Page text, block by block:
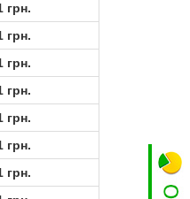
грн.
грн.
грн.
грн.
грн.
грн.
грн.